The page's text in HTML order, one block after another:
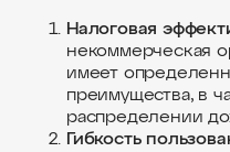
Налоговая
некоммерческая
имеет
преимущества, в
распределении
Гибкость